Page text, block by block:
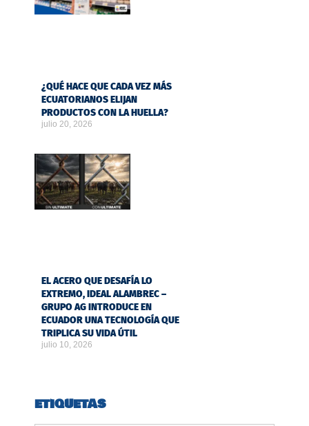
¿QUÉ HACE QUE CADA VEZ MÁS
ECUATORIANOS ELIJAN
PRODUCTOS CON LA HUELLA?
julio 20, 2026
EL ACERO QUE DESAFÍA LO
EXTREMO, IDEAL ALAMBREC –
GRUPO AG INTRODUCE EN
ECUADOR UNA TECNOLOGÍA QUE
TRIPLICA SU VIDA ÚTIL
julio 10, 2026
ETIQUETAS